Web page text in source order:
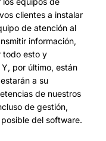
clientes a instalar
de atención al
información,
todo esto y
por último, están
a su
de nuestros
de gestión,
del software.